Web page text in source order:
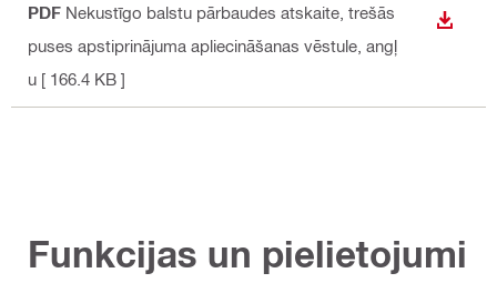
PDF Nekustīgo balstu pārbaudes atskaite, trešās
puses apstiprinājuma apliecināšanas vēstule , angļ
u [ 166.4 KB ]
Funkcijas un pielietojumi